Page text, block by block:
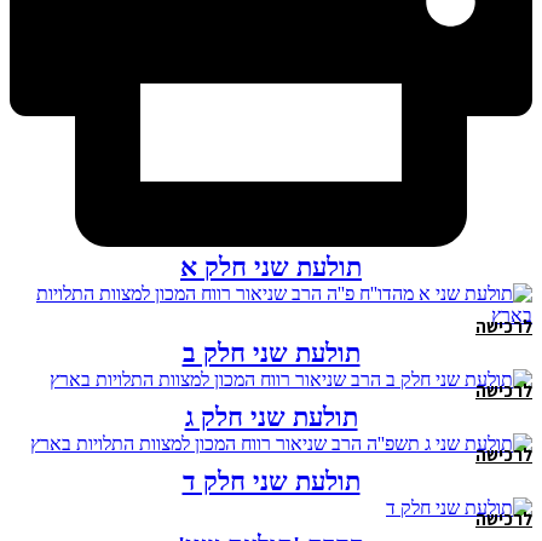
תולעת שני חלק א
לרכישה
תולעת שני חלק ב
לרכישה
תולעת שני חלק ג
לרכישה
תולעת שני חלק ד
לרכישה